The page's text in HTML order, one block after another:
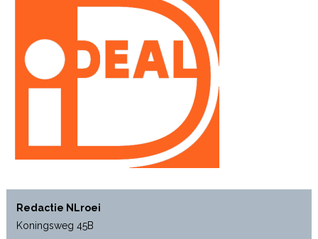
Redactie NLroei
Koningsweg 45B